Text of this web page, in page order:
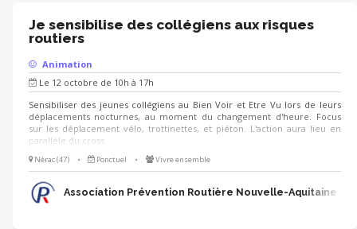
Je sensibilise des collégiens aux risques
routiers
Animation
Le 12 octobre de 10h à 17h
Sensibiliser des jeunes collégiens au Bien Voir et Etre Vu lors de leurs
déplacements nocturnes, au moment du changement d'heure. Focus
sur les déplacement vélo, trottinettes, et piéton. L'action aura lieu en
parallèle du cross.
Nérac (47) • Ponctuel • Vivre ensemble
Association Prévention Routière Nouvelle-Aquitaine